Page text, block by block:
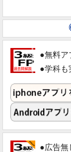
●無料ア
●学科も
●広告無